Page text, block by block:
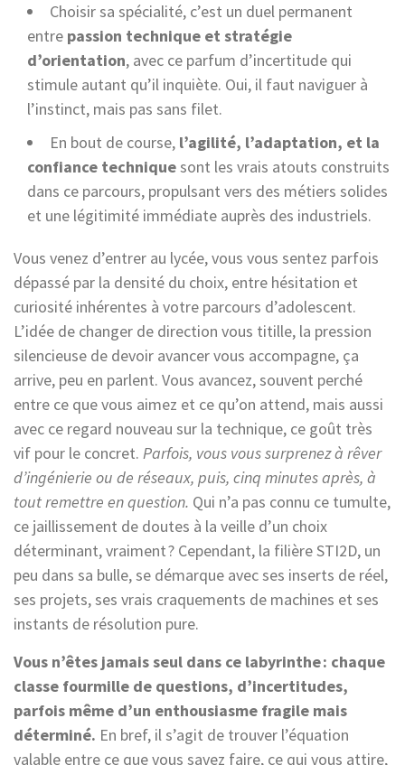
Choisir sa spécialité, c’est un duel permanent
entre passion technique et stratégie
d’orientation, avec ce parfum d’incertitude qui
stimule autant qu’il inquiète. Oui, il faut naviguer à
l’instinct, mais pas sans filet.
En bout de course, l’agilité, l’adaptation, et la
confiance techniquesont les vrais atouts construits
dans ce parcours, propulsant vers des métiers solides
et une légitimité immédiate auprès des industriels.
Vous venez d’entrer au lycée, vous vous sentez parfois
dépassé par la densité du choix, entre hésitation et
curiosité inhérentes à votre parcours d’adolescent.
L’idée de changer de direction vous titille, la pression
silencieuse de devoir avancer vous accompagne, ça
arrive, peu en parlent. Vous avancez, souvent perché
entre ce que vous aimez et ce qu’on attend, mais aussi
avec ce regard nouveau sur la technique, ce goût très
vif pour le concret. Parfois, vous vous surprenez à rêver
d’ingénierie ou de réseaux, puis, cinq minutes après, à
tout remettre en question. Qui n’a pas connu ce tumulte,
ce jaillissement de doutes à la veille d’un choix
déterminant, vraiment ? Cependant, la filière STI2D, un
peu dans sa bulle, se démarque avec ses inserts de réel,
ses projets, ses vrais craquements de machines et ses
instants de résolution pure.
Vous n’êtes jamais seul dans ce labyrinthe : chaque
classe fourmille de questions, d’incertitudes,
parfois même d’un enthousiasme fragile mais
déterminé. En bref, il s’agit de trouver l’équation
valable entre ce que vous savez faire, ce qui vous attire,